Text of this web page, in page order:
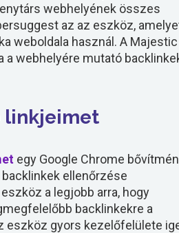
webhelyének összes
az az eszköz,
weboldala használ. A Majestic
a webhelyére mutató
linkjeimet
egy Google Chrome
ellenőrzése
a legjobb arra, hogy
backlinkekre a
eszköz gyors kezelőfelülete